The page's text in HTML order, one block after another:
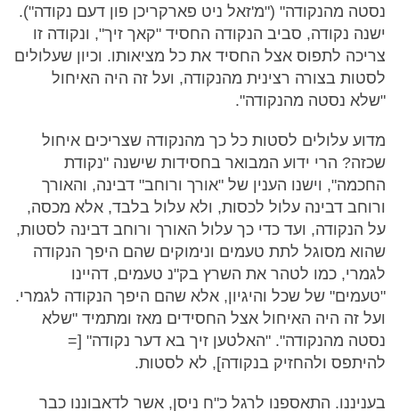
נסטה מהנקודה" ("מ'זאל ניט פארקריכן פון דעם נקודה").
ישנה נקודה, סביב הנקודה החסיד "קאך זיך", ונקודה זו
צריכה לתפוס אצל החסיד את כל מציאותו. וכיון שעלולים
לסטות בצורה רצינית מהנקודה, ועל זה היה האיחול
"שלא נסטה מהנקודה".
מדוע עלולים לסטות כל כך מהנקודה שצריכים איחול
שכזה? הרי ידוע המבואר בחסידות שישנה "נקודת
החכמה", וישנו הענין של "אורך ורוחב" דבינה, והאורך
ורוחב דבינה עלול לכסות, ולא עלול בלבד, אלא מכסה,
על הנקודה, ועד כדי כך עלול האורך ורוחב דבינה לסטות,
שהוא מסוגל לתת טעמים ונימוקים שהם היפך הנקודה
לגמרי, כמו לטהר את השרץ בק"נ טעמים, דהיינו
"טעמים" של שכל והיגיון, אלא שהם היפך הנקודה לגמרי.
ועל זה היה האיחול אצל החסידים מאז ומתמיד "שלא
נסטה מהנקודה". "האלטען זיך בא דער נקודה" [=
להיתפס ולהחזיק בנקודה], לא לסטות.
בעניננו. התאספנו לרגל כ"ח ניסן, אשר לדאבוננו כבר